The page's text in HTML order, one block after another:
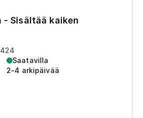
- Sisältää kaiken
Saatavilla
2-4 arkipäivää